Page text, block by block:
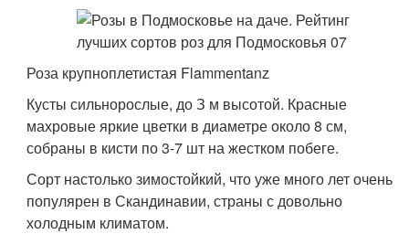
Роза крупноплетистая Flammentanz
Кусты сильнорослые, до З м высотой. Красные
махровые яркие цветки в диаметре около 8 см,
собраны в кисти по 3-7 шт на жестком побеге.
Сорт настолько зимостойкий, что уже много лет очень
популярен в Скандинавии, страны с довольно
холодным климатом.